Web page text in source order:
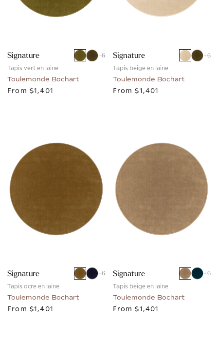
Signature +6
Tapis vert en laine
Toulemonde Bochart
From $1,401
Signature +6
Tapis beige en laine
Toulemonde Bochart
From $1,401
Signature +6
Tapis ocre en laine
Toulemonde Bochart
From $1,401
Signature +6
Tapis beige en laine
Toulemonde Bochart
From $1,401